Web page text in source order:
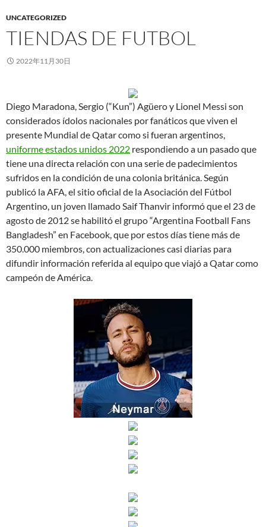
UNCATEGORIZED
TIENDAS DE FUTBOL
2022年11月30日
Diego Maradona, Sergio (“Kun”) Agüero y Lionel Messi son
considerados ídolos nacionales por fanáticos que viven el
presente Mundial de Qatar como si fueran argentinos,
uniforme estados unidos 2022 respondiendo a un pasado que
tiene una directa relación con una serie de padecimientos
sufridos en la condición de una colonia británica. Según
publicó la AFA, el sitio oficial de la Asociación del Fútbol
Argentino, un joven llamado Saif Thanvir informó que el 23 de
agosto de 2012 se habilitó el grupo “Argentina Football Fans
Bangladesh” en Facebook, que por estos días tiene más de
350.000 miembros, con actualizaciones casi diarias para
difundir información referida al equipo que viajó a Qatar como
campeón de América.